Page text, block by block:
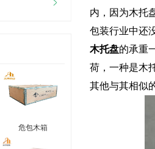
危包木箱
内，因为木托
包装行业中还
木托盘的承重
荷，一种是木
其他与其相似